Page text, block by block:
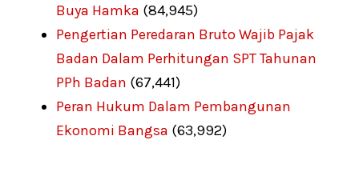
Buya Hamka (84,945)
Pengertian Peredaran Bruto Wajib Pajak
Badan Dalam Perhitungan SPT Tahunan
PPh Badan (67,441)
Peran Hukum Dalam Pembangunan
Ekonomi Bangsa (63,992)